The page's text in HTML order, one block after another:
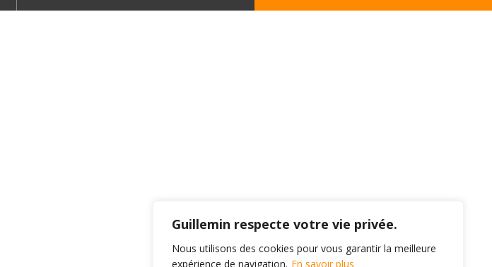
Guillemin respecte votre vie privée.
Nous utilisons des cookies pour vous garantir la meilleure
expérience de navigation. En savoir plus